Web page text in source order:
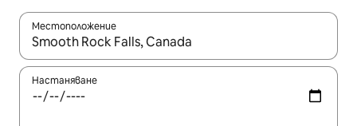
Местоположение
Когато резултатите се покажат, използвайте
Настаняване